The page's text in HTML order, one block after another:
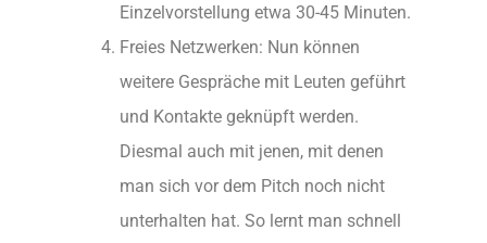
Einzelvorstellung etwa 30-45 Minuten.
Freies Netzwerken: Nun können
weitere Gespräche mit Leuten geführt
und Kontakte geknüpft werden.
Diesmal auch mit jenen, mit denen
man sich vor dem Pitch noch nicht
unterhalten hat. So lernt man schnell